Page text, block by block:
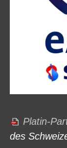
Platin-
des